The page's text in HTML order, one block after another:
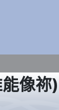
像祢)